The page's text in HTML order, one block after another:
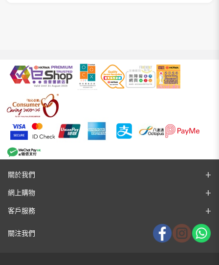
關於我們
網上購物
客戶服務
關注我們